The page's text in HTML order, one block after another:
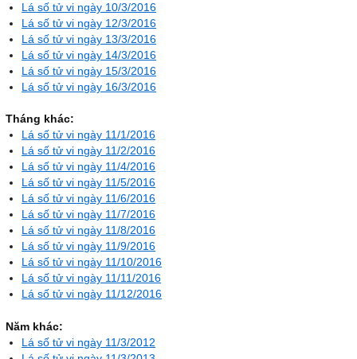
Lá số tử vi ngày 10/3/2016
Lá số tử vi ngày 12/3/2016
Lá số tử vi ngày 13/3/2016
Lá số tử vi ngày 14/3/2016
Lá số tử vi ngày 15/3/2016
Lá số tử vi ngày 16/3/2016
Tháng khác:
Lá số tử vi ngày 11/1/2016
Lá số tử vi ngày 11/2/2016
Lá số tử vi ngày 11/4/2016
Lá số tử vi ngày 11/5/2016
Lá số tử vi ngày 11/6/2016
Lá số tử vi ngày 11/7/2016
Lá số tử vi ngày 11/8/2016
Lá số tử vi ngày 11/9/2016
Lá số tử vi ngày 11/10/2016
Lá số tử vi ngày 11/11/2016
Lá số tử vi ngày 11/12/2016
Năm khác:
Lá số tử vi ngày 11/3/2012